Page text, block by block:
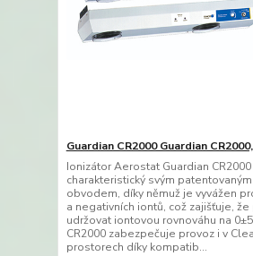
Guardian CR2000 Guardian
Ionizátor Aerostat Guardian
charakteristický svým
obvodem, díky němuž je vyvážen
a negativních iontů, což zajišťuje,
udržovat iontovou rovnováhu na
CR2000 zabezpečuje provoz i v
prostorech díky kompatib...